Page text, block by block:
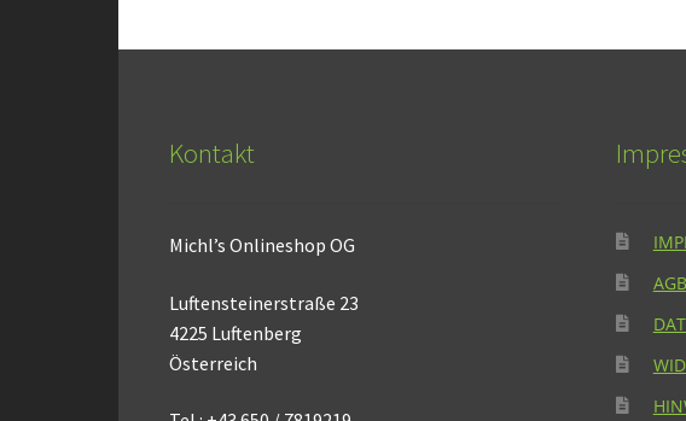
Kontakt
Michl’s Onlineshop OG
Luftensteinerstraße 23
4225 Luftenberg
Österreich
AGB